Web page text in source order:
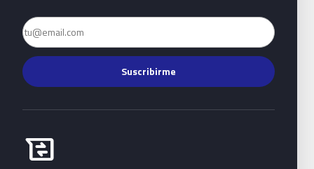
Email
Suscribirme
business_messages
Habla con Bluetab